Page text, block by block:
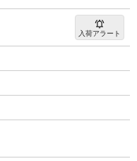
入荷アラート